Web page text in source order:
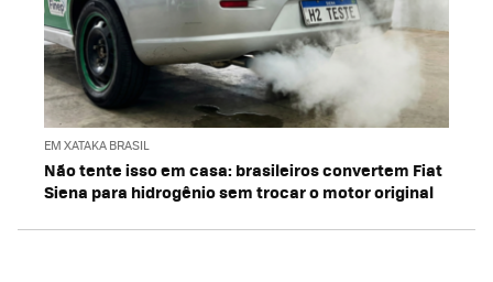
EM XATAKA BRASIL
Não tente isso em casa: brasileiros convertem Fiat
Siena para hidrogênio sem trocar o motor original